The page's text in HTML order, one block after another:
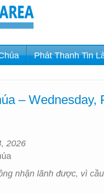
Phát Thanh Tin
– Wednesday,
2026
nhận lãnh được, vì